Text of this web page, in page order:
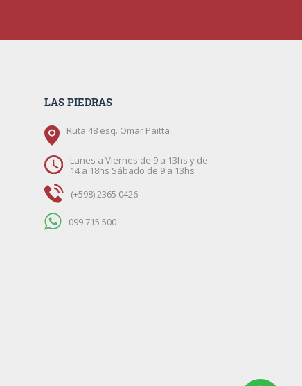
LAS PIEDRAS
Ruta 48 esq. Omar Paitta
Lunes a Viernes de 9 a 13hs y de
14 a 18hs Sábado de 9 a 13hs
(+598) 2365 0426
099 715 500